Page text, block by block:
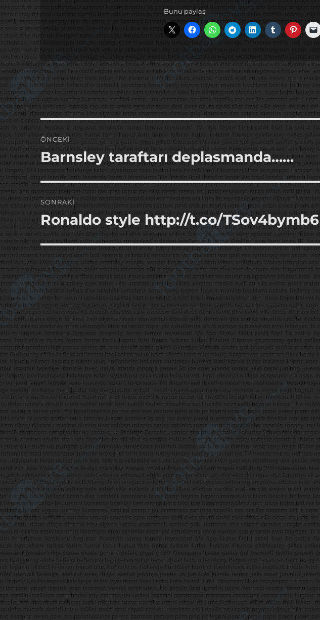
Bunu paylaş:
Yazı
gezinmesi
ÖNCEKI
Önceki
yazı:
Barnsley taraftarı deplasmanda……
SONRAKI
Sonraki
yazı:
Ronaldo style http://t.co/TSov4bymb6